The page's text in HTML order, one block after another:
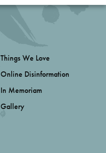
Things We Love
Online Disinformation
In Memoriam
Gallery